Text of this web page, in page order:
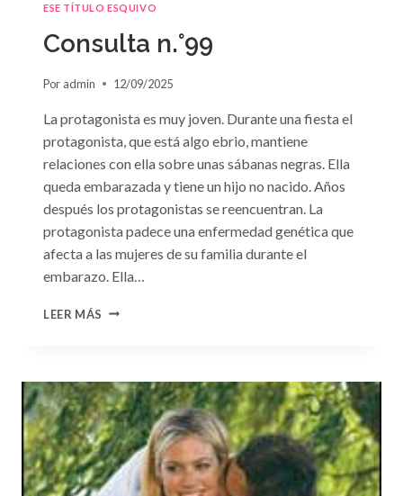
DE
EMMA
DARCY
ESE TÍTULO ESQUIVO
Consulta n.°99
Por admin 12/09/2025
La protagonista es muy joven. Durante una fiesta el
protagonista, que está algo ebrio, mantiene
relaciones con ella sobre unas sábanas negras. Ella
queda embarazada y tiene un hijo no nacido. Años
después los protagonistas se reencuentran. La
protagonista padece una enfermedad genética que
afecta a las mujeres de su familia durante el
embarazo. Ella…
LEER MÁS CONSULTA